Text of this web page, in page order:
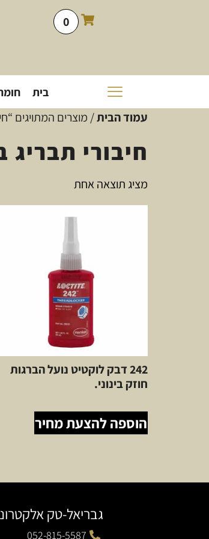
0
בית
עמוד הבית/ מוצרים המתויגים
חיבורי תבריג
מציג תוצאה אחת
242 דבק לוקטיט נועל הברגות
חוזק בינוני.
הוספה להצעת מחיר
גבריאל-טק
052-815-5587